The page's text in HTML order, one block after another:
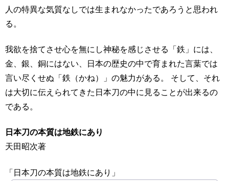
人の特異な気質なしでは生まれなかったであろうと思われ
る。
我欲を捨てさせ心を無にし神秘を感じさせる「鉄」には、
金、銀、銅にはない、日本の歴史の中で育まれた言葉では
言い尽くせぬ「鉄（かね）」の魅力がある。 そして、それ
は大切に伝えられてきた日本刀の中に見ることが出来るの
である。
日本刀の本質は地鉄にあり
天田昭次著
「日本刀の本質は地鉄にあり」